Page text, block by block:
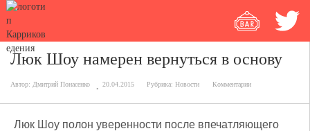
Люк Шоу намерен вернуться в основу
Автор: Дмитрий Понасенко 20.04.2015 Рубрика: Новости Комментарии
Люк Шоу полон уверенности после впечатляющего